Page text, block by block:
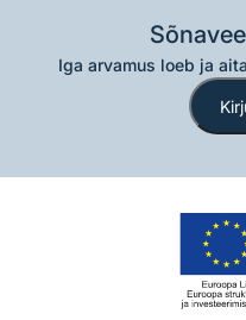
Iga arvamus loeb ja